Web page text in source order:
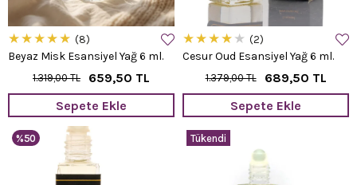
Beyaz Misk Esansiyel Yağ 6 ml.
★★★★★ 8
659,50 TL
1.319,00 TL
Sepete Ekle
Cesur Oud Esansiyel Yağ 6 ml.
★★★★ ★ 2
689,50 TL
1.379,00 TL
Sepete Ekle
%50 Tükendi